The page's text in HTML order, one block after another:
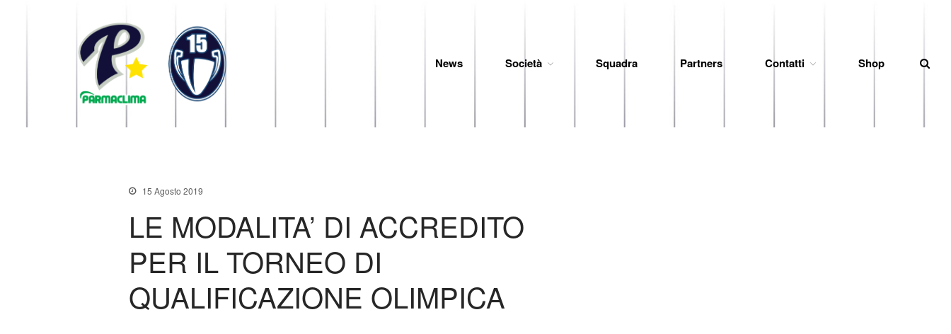
News Società Squadra Partners Contatti Shop
15 Agosto 2019
LE MODALITA’ DI ACCREDITO
PER IL TORNEO DI
QUALIFICAZIONE OLIMPICA